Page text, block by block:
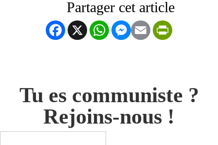
Facebook
X WhatsApp
Messenger
Email
Tu es communiste ?
Rejoins-nous !